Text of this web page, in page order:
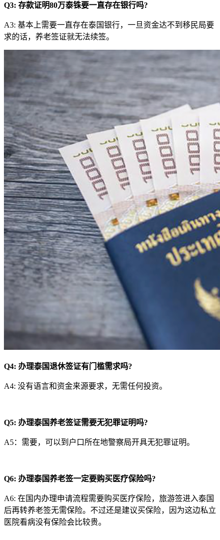
Q3: 存款证明80万泰铢要一直存在银行吗?
A3: 基本上需要一直存在泰国银行，一旦资金达不到移民局要
求的话，养老签证就无法续签。
Q4: 办理泰国退休签证有门槛需求吗?
A4: 没有语言和资金来源要求，无需任何投资。
Q5: 办理泰国养老签证需要无犯罪证明吗?
A5：需要，可以到户口所在地警察局开具无犯罪证明。
Q6: 办理泰国养老签一定要购买医疗保险吗?
A6: 在国内办理申请流程需要购买医疗保险，旅游签进入泰国
后再转养老签无需保险。不过还是建议买保险，因为这边私立
医院看病没有保险会比较贵。